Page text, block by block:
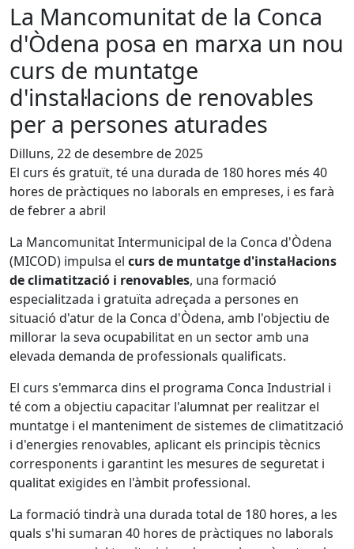
La Mancomunitat de la Conca
d'Òdena posa en marxa un nou
curs de muntatge
d'instal·lacions de renovables
per a persones aturades
Dilluns, 22 de desembre de 2025
El curs és gratuït, té una durada de 180 hores més 40
hores de pràctiques no laborals en empreses, i es farà
de febrer a abril
La Mancomunitat Intermunicipal de la Conca d'Òdena
(MICOD) impulsa el curs de muntatge d'instal·lacions
de climatització i renovables, una formació
especialitzada i gratuïta adreçada a persones en
situació d'atur de la Conca d'Òdena, amb l'objectiu de
millorar la seva ocupabilitat en un sector amb una
elevada demanda de professionals qualificats.
El curs s'emmarca dins el programa Conca Industrial i
té com a objectiu capacitar l'alumnat per realitzar el
muntatge i el manteniment de sistemes de climatització
i d'energies renovables, aplicant els principis tècnics
corresponents i garantint les mesures de seguretat i
qualitat exigides en l'àmbit professional.
La formació tindrà una durada total de 180 hores, a les
quals s'hi sumaran 40 hores de pràctiques no laborals